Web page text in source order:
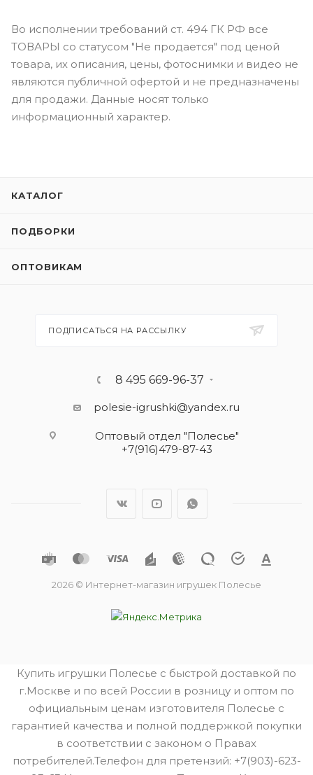
Во исполнении требований ст. 494 ГК РФ все
ТОВАРЫ со статусом "Не продается" под ценой
товара, их описания, цены, фотоснимки и видео не
являются публичной офертой и не предназначены
для продажи. Данные носят только
информационный характер.
КАТАЛОГ
ПОДБОРКИ
ОПТОВИКАМ
ПОДПИСАТЬСЯ НА РАССЫЛКУ
8 495 669-96-37
polesie-igrushki@yandex.ru
Оптовый отдел "Полесье"
+7(916)479-87-43
2026 © Интернет-магазин игрушек Полесье
Купить игрушки Полесье с быстрой доставкой по
г.Москве и по всей России в розницу и оптом по
официальным ценам изготовителя Полесье с
гарантией качества и полной поддержкой покупки
в соответствии с законом о Правах
потребителей.Телефон для претензий: +7(903)-623-